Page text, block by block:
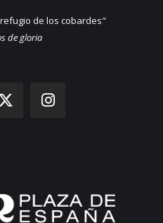
de los cobardes"
de gloria